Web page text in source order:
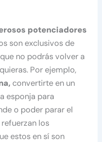
potenciadores
son exclusivos de
no podrás volver a
Por ejemplo,
convertirte en un
esponja para
o poder parar el
los
estos en sí son